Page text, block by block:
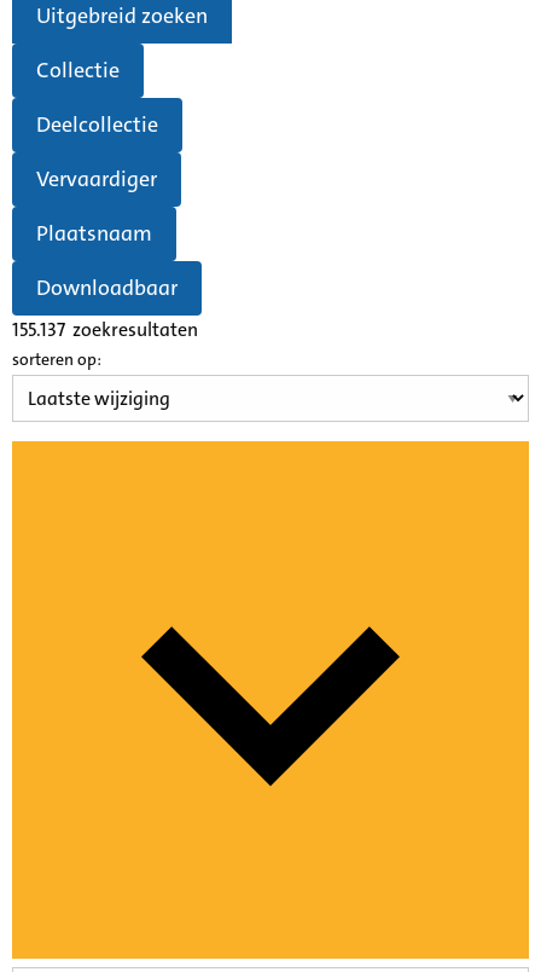
Uitgebreid zoeken
Collectie
Deelcollectie
Vervaardiger
Plaatsnaam
Downloadbaar
155.137 zoekresultaten
sorteren op: